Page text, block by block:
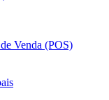
Venda (POS)